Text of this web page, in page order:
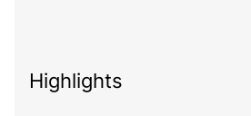
Highlights